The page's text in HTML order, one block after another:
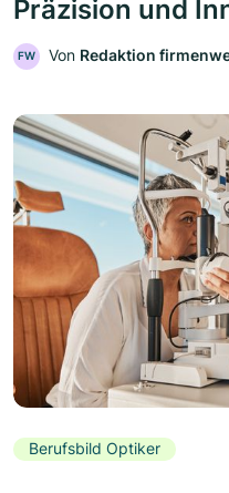
Präzision und
FW Von Redaktion
Berufsbild Optiker